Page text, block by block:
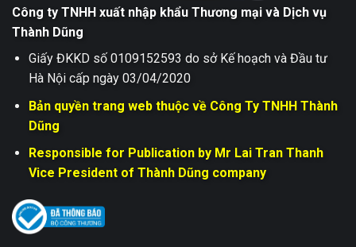
Công ty TNHH xuất nhập khẩu Thương mại và Dịch vụ
Thành Dũng
Giấy ĐKKD số 0109152593 do sở Kế hoạch và Đầu tư
Hà Nội cấp ngày 03/04/2020
Bản quyền trang web thuộc về Công Ty TNHH Thành
Dũng
Responsible for Publication by Mr Lai Tran Thanh
Vice President of Thành Dũng company